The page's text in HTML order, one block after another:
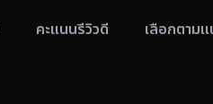
คะแนนรีวิวดี เลือกตาม